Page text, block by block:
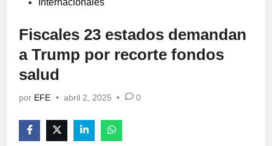
Internacionales
Fiscales 23 estados demandan
a Trump por recorte fondos
salud
por EFE • abril 2, 2025 • 0